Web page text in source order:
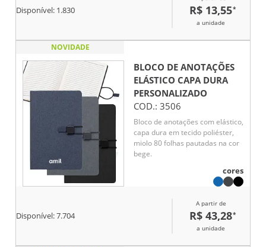
cor do suporte), aciona por
clique e para destravar basta
Disponível: 1.830 R$ 13,55*
a unidade
NOVIDADE
BLOCO DE ANOTAÇÕES
ELÁSTICO CAPA DURA
PERSONALIZADO
COD.: 3506
Bloco de anotações com elástico,
capa dura em tecido poliéster,
miolo 80 folhas pautadas na cor
bege.
cores
Disponível:7.704
A partir de
R$ 43,28*
a unidade